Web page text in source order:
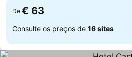
De € 63
Consulte os preços de 16 sites